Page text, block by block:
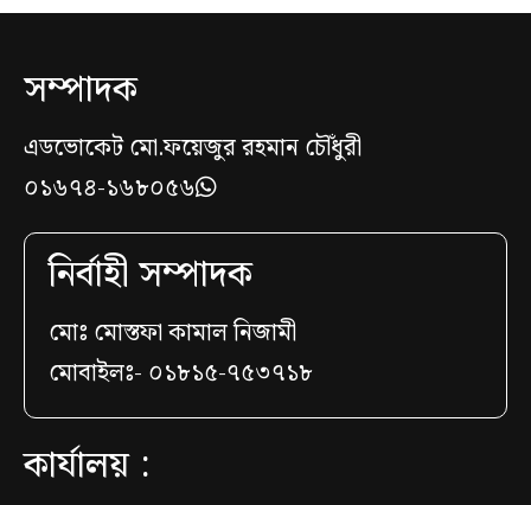
সম্পাদক
এডভোকেট মো.ফয়েজুর রহমান চৌঁধুরী
০১৬৭৪-১৬৮০৫৬
নির্বাহী সম্পাদক
মোঃ মোস্তফা কামাল নিজামী
মোবাইলঃ- ০১৮১৫-৭৫৩৭১৮
কার্যালয় :